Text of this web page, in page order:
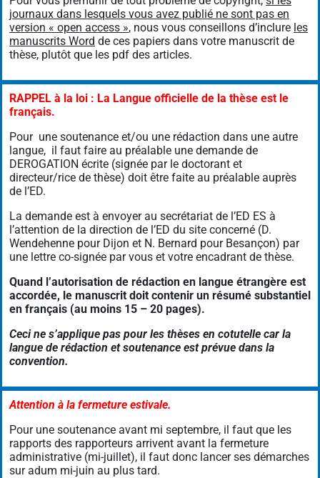
journaux dans lesquels vous avez publié ne sont pas en
version « open access », nous vous conseillons d’inclure les
manuscrits Word de ces papiers dans votre manuscrit de
thèse, plutôt que les pdf des articles.
RAPPEL à la loi : La Langue officielle de la thèse est le
français.
Pour une soutenance et/ou une rédaction dans une autre
langue, il faut faire au préalable une demande de
DEROGATION écrite (signée par le doctorant et
directeur/rice de thèse) doit être faite au préalable auprès
de l’ED.
La demande est à envoyer au secrétariat de l’ED ES à
l’attention de la direction de l’ED du site concerné (D.
Wendehenne pour Dijon et N. Bernard pour Besançon) par
une lettre co-signée par vous et votre encadrant de thèse.
Quand l’autorisation de rédaction en langue étrangère est
accordée, le manuscrit doit contenir un résumé substantiel
en français (au moins 15 – 20 pages).
Ceci ne s’applique pas pour les thèses en cotutelle car la
langue de rédaction et soutenance est prévue dans la
convention.
Attention à la fermeture estivale.
Pour une soutenance avant mi septembre, il faut que les
rapports des rapporteurs arrivent avant la fermeture
administrative (mi-juillet), il faut donc lancer ses démarches
sur adum mi-juin au plus tard.